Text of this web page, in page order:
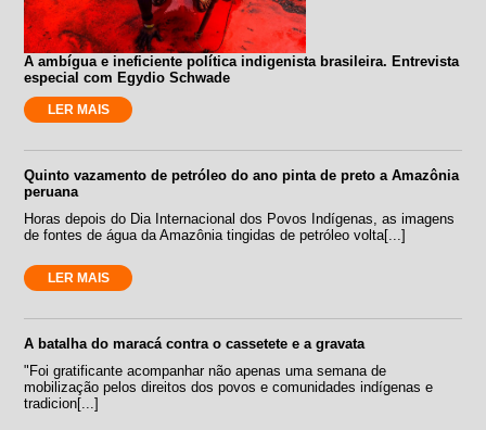
A ambígua e ineficiente política indigenista brasileira. Entrevista
especial com Egydio Schwade
LER MAIS
Quinto vazamento de petróleo do ano pinta de preto a Amazônia
peruana
Horas depois do Dia Internacional dos Povos Indígenas, as imagens
de fontes de água da Amazônia tingidas de petróleo volta[...]
LER MAIS
A batalha do maracá contra o cassetete e a gravata
"Foi gratificante acompanhar não apenas uma semana de
mobilização pelos direitos dos povos e comunidades indígenas e
tradicion[...]